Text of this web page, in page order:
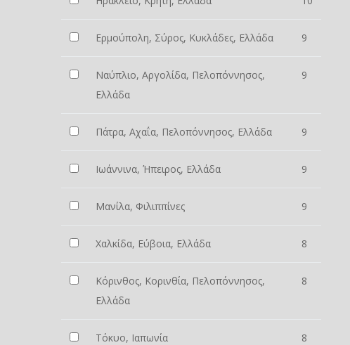
Ερμούπολη, Σύρος, Κυκλάδες, Ελλάδα 9
Ναύπλιο, Αργολίδα, Πελοπόννησος,
Ελλάδα
9
Πάτρα, Αχαΐα, Πελοπόννησος, Ελλάδα 9
Ιωάννινα, Ήπειρος, Ελλάδα 9
Μανίλα, Φιλιππίνες 9
Χαλκίδα, Εύβοια, Ελλάδα 8
Κόρινθος, Κορινθία, Πελοπόννησος,
Ελλάδα
8
Τόκυο, Ιαπωνία 8